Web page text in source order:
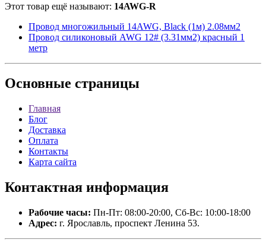
Этот товар ещё называют: 14AWG-R
Провод многожильный 14AWG, Black (1м) 2.08мм2
Провод силиконовый AWG 12# (3.31мм2) красный 1
метр
Основные страницы
Главная
Блог
Доставка
Оплата
Контакты
Карта сайта
Контактная информация
Рабочие часы: Пн-Пт: 08:00-20:00, Сб-Вс: 10:00-18:00
Адрес: г. Ярославль, проспект Ленина 53.